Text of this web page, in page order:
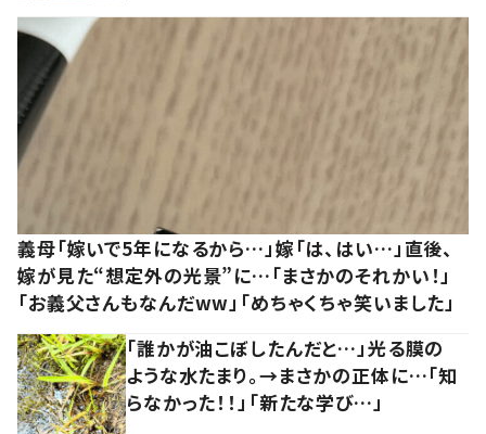
義母「嫁いで5年になるから…」嫁「は、はい…」直後、
嫁が見た“想定外の光景”に…「まさかのそれかい！」
「お義父さんもなんだww」「めちゃくちゃ笑いました」
「誰かが油こぼしたんだと…」光る膜の
ような水たまり。→まさかの正体に…「知
らなかった！！」「新たな学び…」